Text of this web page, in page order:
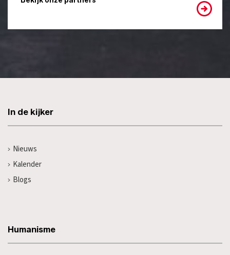
In de kijker
Nieuws
Kalender
Blogs
Humanisme